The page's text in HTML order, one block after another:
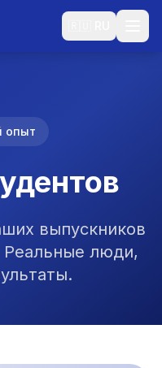
опыт
выпускников
Реальные люди,